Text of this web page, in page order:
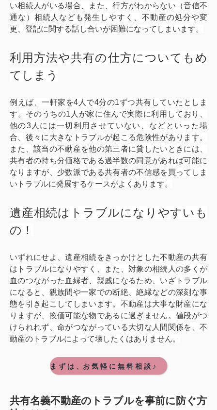
い相続人がいる場合、また、行方がわからない（音信不
通な）相続人なども発生しやすく、不動産の処分や変
更、登記に関する話し合いが困難になってしまいます。
利用方法や共有の仕方についてもめ
てしまう
例えば、一軒家を4人で4分の1ずつ共有していたとしま
す。そのうちの1人が家に住んで実際に利用しており、
他の3人には一切利用させていない、などといった場
合、後々に大きなトラブルが起こる危険性があります。
また、該当の不動産を他の第三者に貸したいときには、
共有者の持ち分価格である過半数の同意があれば可能に
なりますが、少数派である共有者の不信感を買ってしま
いトラブルに発展するケースがよくあります。
遺産相続はトラブルになりやすいも
の！
いずれにせよ、遺産相続をきっかけとした不動産の共有
はトラブルになりやすく、また、対象の相続人の多くが
血のつながった血縁者、親戚になるため、いざトラブル
になると、親族間や一家での断絶、絶縁などの深刻な事
態を引き起こしてしまいます。不動産は大事な財産にな
りますが、換価可能な物であるに過ぎません。値段がつ
けられれず、命がつながっている大切な人間関係を、不
動産のトラブルによって壊したくはありません。
ま ず は 、お 気 軽 に 無 料 相 談 ♪
共有名義不動産のトラブルを事前に防ぐ方